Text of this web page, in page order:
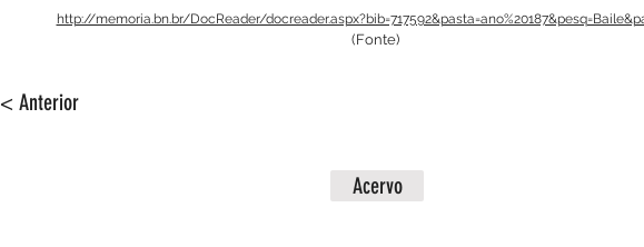
http://memoria.bn.br/DocReader/
(Fonte)
< Anterior
Acervo